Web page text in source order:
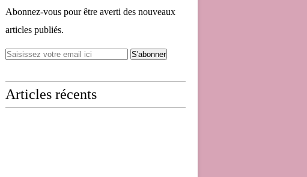
Abonnez-vous pour être averti des nouveaux
articles publiés.
Articles récents